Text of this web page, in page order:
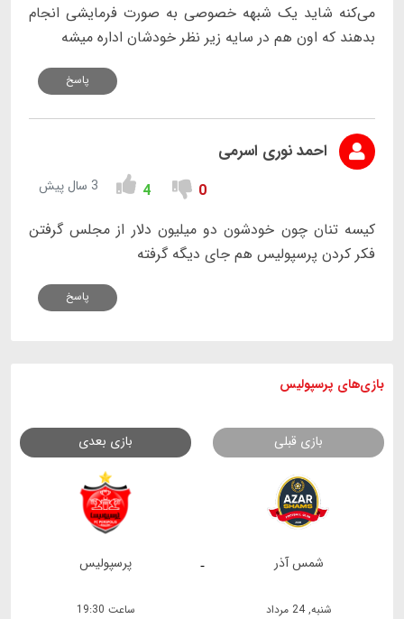
می‌کنه شاید یک شبهه خصوصی به صورت فرمایشی انجام
بدهند که اون هم در سایه زیر نظر خودشان اداره میشه
پاسخ
احمد نوری اسرمی
0
4 3 سال پیش
کیسه تنان چون خودشون دو میلیون دلار از مجلس گرفتن
فکر کردن پرسپولیس هم جای دیگه گرفته
پاسخ
بازی های پرسپولیس
بازی قبلی بازی بعدی
- شمس آذر پرسپولیس
شنبه, 24 مرداد ساعت 19:30